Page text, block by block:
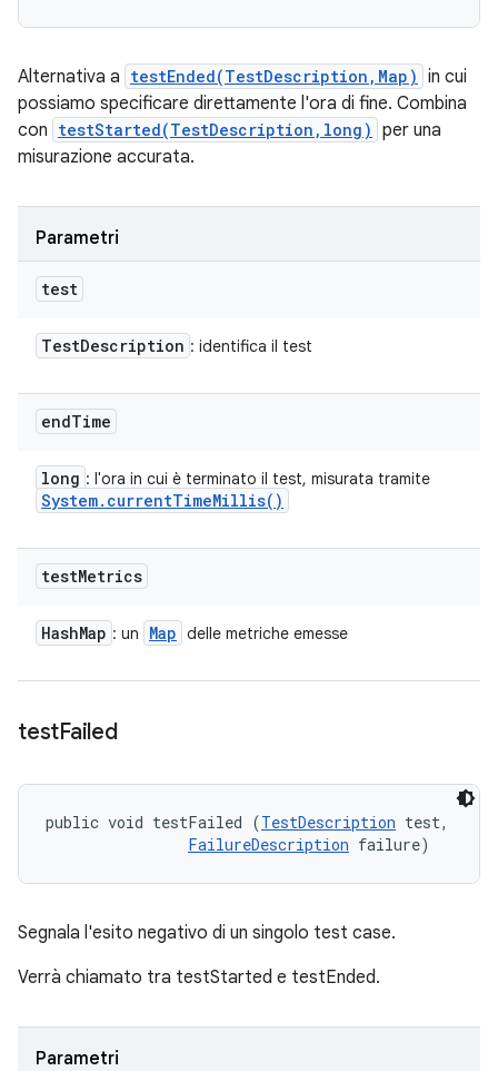
Alternativa a testEnded(TestDescription,Map) in cui
possiamo specificare direttamente l'ora di fine. Combina
con testStarted(TestDescription,long) per una
misurazione accurata.
Parametri
test
TestDescription : identifica il test
endTime
long : l'ora in cui è terminato il test, misurata tramite
System. currentTimeMillis( )
testMetrics
HashMap : un Map delle metriche emesse
testFailed
public void testFailed (TestDescription test,
FailureDescription failure)
Segnala l'esito negativo di un singolo test case.
Verrà chiamato tra testStarted e testEnded.
Parametri